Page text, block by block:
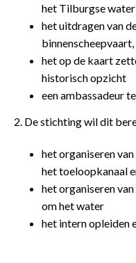
het Tilburgse
het uitdragen van
het op de kaart
historisch opzicht
een ambassadeur
2. De stichting wil dit
het organiseren
het toeloopkanaal
het organiseren
om het water
het intern opleiden